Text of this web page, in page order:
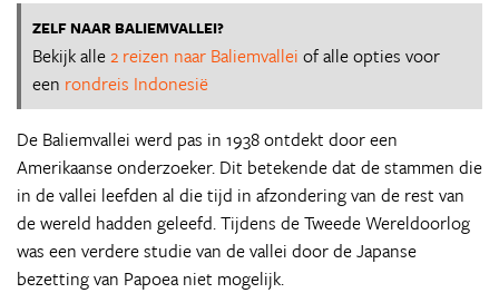
ZELF NAAR BALIEMVALLEI?
Bekijk alle2 reizen naar Baliemvallei of alle opties voor
een rondreis Indonesië
De Baliemvallei werd pas in 1938 ontdekt door een
Amerikaanse onderzoeker. Dit betekende dat de stammen die
in de vallei leefden al die tijd in afzondering van de rest van
de wereld hadden geleefd. Tijdens de Tweede Wereldoorlog
was een verdere studie van de vallei door de Japanse
bezetting van Papoea niet mogelijk.